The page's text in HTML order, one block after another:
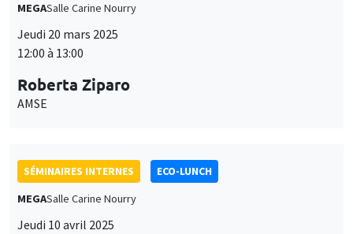
MEGASalle Carine Nourry
Jeudi 20 mars 2025
12:00 à 13:00
Roberta Ziparo
AMSE
SÉMINAIRES INTERNES
ECO-LUNCH
MEGASalle Carine Nourry
Jeudi 10 avril 2025